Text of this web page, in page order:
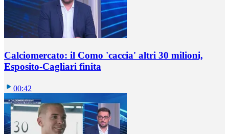
Calciomercato: il Como 'caccia' altri 30 milioni,
Esposito-Cagliari finita
00:42